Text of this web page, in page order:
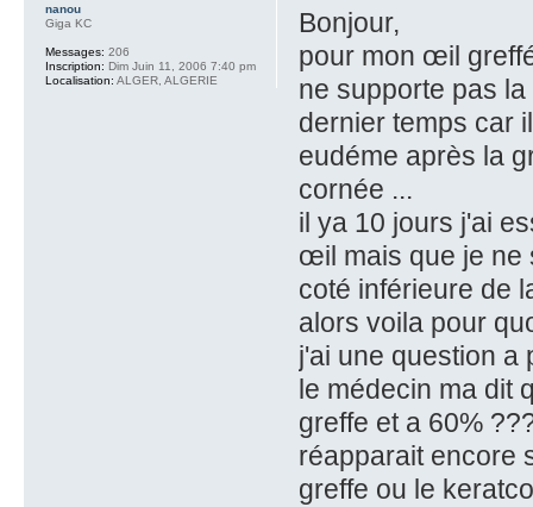
Bonjour,
pour mon œil
ne supporte pas
dernier temps car
eudéme après la
cornée ...
il ya 10 jours j'ai
œil mais que je ne
coté inférieure de
alors voila pour
j'ai une question a
le médecin ma dit
greffe et a 60%
réapparait encore
greffe ou le
nanou
Giga KC
Messages: 206
Inscription: Dim Juin 11, 2006 7:40 pm
Localisation: ALGER, ALGERIE